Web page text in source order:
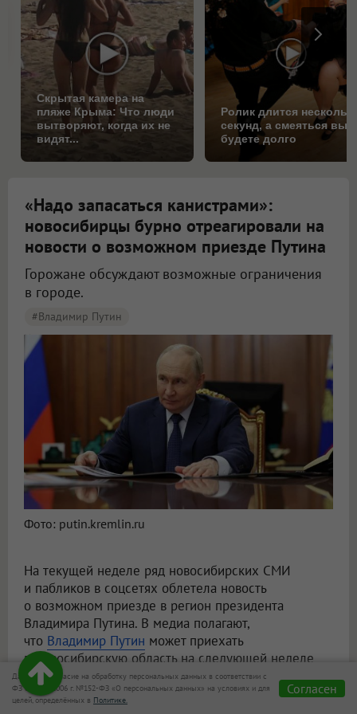
Скрытая камера на
пляже Крыма: Что люди
вытворяют, когда их не
видят...
Ролик длится
секунд, а смеяться вы
будете долго
«Надо запасаться канистрами»:
новосибирцы бурно отреагировали на
новости о возможном приезде Путина
Горожане обсуждают возможные ограничения
в городе.
#Владимир Путин
Фото: putin.kremlin.ru
На текущей неделе ряд новосибирских СМИ
и пабликов в соцсетях облетела новость
о возможном приезде в регион президента
Владимира Путина. В медиа полагают,
что Владимир Путин может приехать
в Новосибирскую область на следующей неделе
для участия в открытии Центра коллективного
пользования «СКИФ». Официального
Даю своё согласие на обработку персональных данных в соответствии с
ФЗ от 27.07.2006 г. №152-ФЗ «О персональных данных» на условиях и для
целей, определённых в Политике.
Согласен